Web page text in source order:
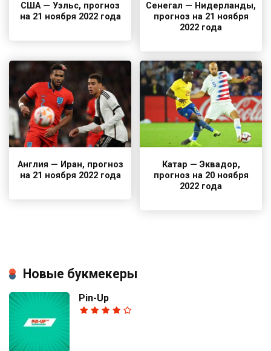
США — Уэльс, прогноз
на 21 ноября 2022 года
Сенегал — Нидерланды,
прогноз на 21 ноября
2022 года
Англия — Иран, прогноз
на 21 ноября 2022 года
Катар — Эквадор,
прогноз на 20 ноября
2022 года
Новые букмекеры
Pin-Up